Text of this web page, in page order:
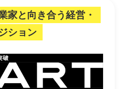
家と向き合う経営・
ション